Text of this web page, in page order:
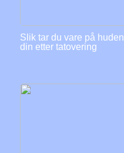
Slik tar du vare på huden
din etter tatovering